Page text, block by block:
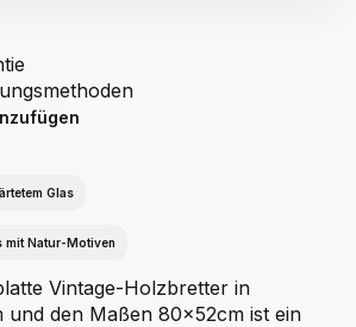
Glas
mit Natur-Motiven
Vintage-Holzbretter in
und den Maßen 80x52cm ist ein